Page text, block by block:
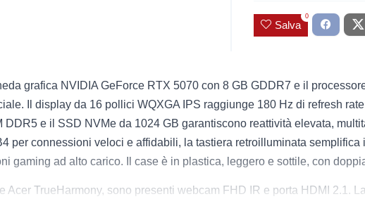
Salva
0
grafica NVIDIA GeForce RTX 5070 con 8 GB GDDR7 e il
Il display da 16 pollici WQXGA IPS raggiunge 180 Hz di refresh
DDR5 e il SSD NVMe da 1024 GB garantiscono reattività elevata,
per connessioni veloci e affidabili, la tastiera retroilluminata
gaming ad alto carico. Il case è in plastica, leggero e sottile, con
Acer TrueHarmony, sono presenti webcam FHD IR e porta HDMI 2.1.